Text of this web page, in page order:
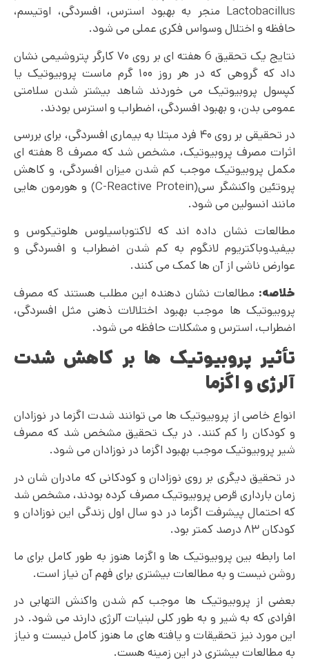
Lactobacillus منجر به بهبود استرس، افسردگی، اوتیسم،
حافظه و اختلال وسواس فکری عملی می شود.
نتایج یک تحقیق 6 هفته ای بر روی ۷۰ کارگر پتروشیمی نشان
داد که گروهی که در هر روز ۱۰۰ گرم ماست پروبیوتیک یا
کپسول پروبیوتیک می خوردند شاهد بیشتر شدن سلامتی
عمومی بدن، و بهبود افسردگی، اضطراب و استرس بودند.
در تحقیقی بر روی ۴۰ فرد مبتلا به بیماری افسردگی، برای بررسی
اثرات مصرف پروبیوتیک، مشخص شد که مصرف 8 هفته ای
مکمل پروبیوتیک موجب کم شدن میزان افسردگی، و کاهش
پروتئین واکنشگر سی(C-Reactive Protein) و هورمون هایی
مانند انسولین می شود.
مطالعات نشان داده اند که لاکتوباسیلوس هلوتیکوس و
بیفیدوباکتریوم لانگوم به کم شدن اضطراب و افسردگی و
عوارض ناشی از آن ها کمک می کنند.
خلاصه: مطالعات نشان دهنده این مطلب هستند که مصرف
پروبیوتیک ها موجب بهبود اختلالات ذهنی مثل افسردگی،
اضطراب، استرس و مشکلات حافظه می شود.
تأثیر پروبیوتیک ها بر کاهش شدت
آلرژی و اگزما
انواع خاصی از پروبیوتیک ها می توانند شدت اگزما در نوزادان
و کودکان را کم کنند. در یک تحقیق مشخص شد که مصرف
شیر پروبیوتیک موجب بهبود اگزما در نوزادان می شود.
در تحقیق دیگری بر روی نوزادان و کودکانی که مادران شان در
زمان بارداری قرص پروبیوتیک مصرف کرده بودند، مشخص شد
که احتمال پیشرفت اگزما در دو سال اول زندگی این نوزادان و
کودکان ۸۳ درصد کمتر بود.
اما رابطه بین پروبیوتیک ها و اگزما هنوز به طور کامل برای ما
روشن نیست و به مطالعات بیشتری برای فهم آن نیاز است.
بعضی از پروبیوتیک ها موجب کم شدن واکنش التهابی در
افرادی که به شیر و به طور کلی لبنیات آلرژی دارند می شود. در
این مورد نیز تحقیقات و یافته های ما هنوز کامل نیست و نیاز
به مطالعات بیشتری در این زمینه هست.